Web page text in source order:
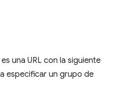
una URL con la siguiente
especificar un grupo de